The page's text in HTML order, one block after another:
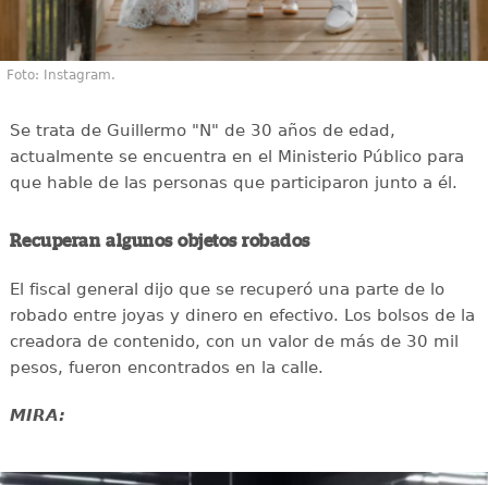
Foto: Instagram.
Se trata de Guillermo "N" de 30 años de edad,
actualmente se encuentra en el Ministerio Público para
que hable de las personas que participaron junto a él.
Recuperan algunos objetos robados
El fiscal general dijo que se recuperó una parte de lo
robado entre joyas y dinero en efectivo. Los bolsos de la
creadora de contenido, con un valor de más de 30 mil
pesos, fueron encontrados en la calle.
MIRA: